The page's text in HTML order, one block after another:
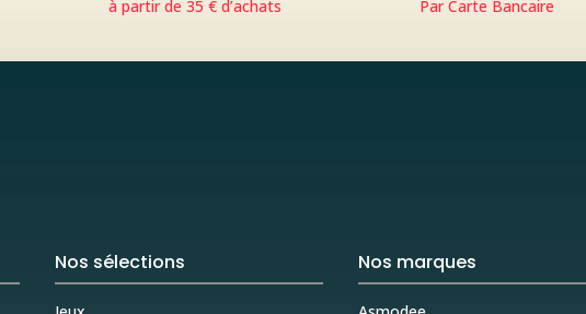
à partir de 35 € d’achats Par Carte Bancaire
Nos sélections Nos marques